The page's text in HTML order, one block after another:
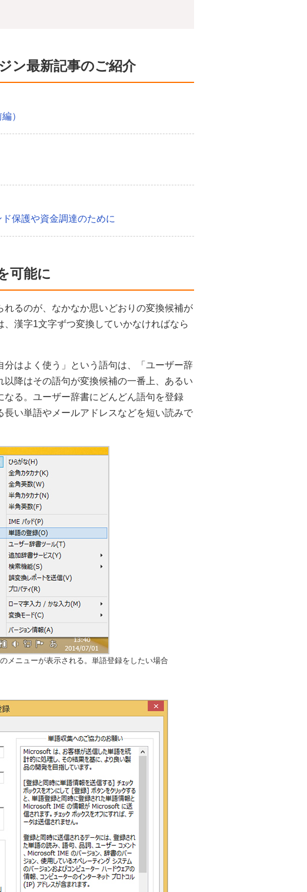
ン最新記事のご紹介
）
保護や資金調達のために
可能に
るのが、なかなか思いどおりの変換候補が
漢字1文字ずつ変換していかなければなら
はよく使う」という語句は、「ユーザー辞
降はその語句が変換候補の一番上、あるい
る。ユーザー辞書にどんどん語句を登録
い単語やメールアドレスなどを短い読みで
メニューが表示される。単語登録をしたい場合